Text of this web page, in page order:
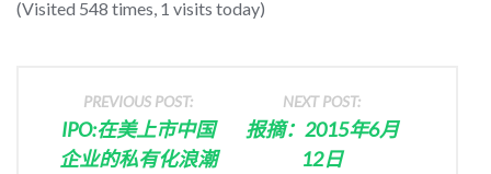
(Visited 548 times, 1 visits today)
PREVIOUS POST:
IPO:在美上市中国
企业的私有化浪潮
NEXT POST:
报摘：2015年6月
12日